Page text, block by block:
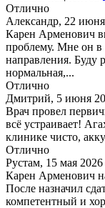
Отлично
Александр, 22 июня
Карен Арменович
проблему. Мне он в
направления. Буду
нормальная,...
Отлично
Дмитрий, 5 июня
Врач провел
всё устраивает!
клинике чисто,
Отлично
Рустам, 15 мая 2026
Карен Арменович
После назначил
компетентный и